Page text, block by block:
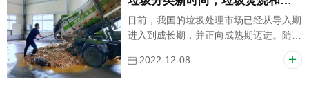
目前，我国的垃圾处理市场已经从导入期
进入到成长期，并正向成熟期迈进。随着
国的发展主题，已经开始为垃圾处理提供
2022-12-08